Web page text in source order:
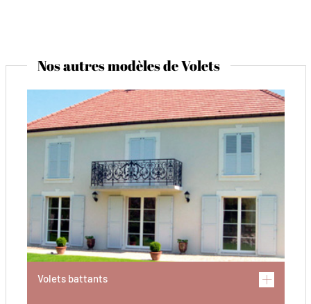
Nos autres modèles de Volets
Volets battants